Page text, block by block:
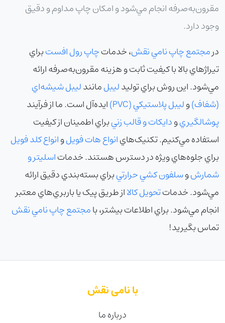
مقرون‌به‌صرفه انجام مي‌شود و امکان چاپ مداوم و دقيق
وجود دارد.
درمجتمع چاپ نامي نقش، خدماتچاپ رول افستبراي
تيراژهاي بالا با کيفيت ثابت و هزينه مقرون‌به‌صرفه ارائه
مي‌شود. اين روش براي توليدليبلمانندليبل شيشه‌اي
(شفاف)وليبل پلاستيکي (PVC)
ايده‌آل است. ما از فرآيند
پوشالگيريودايکات و قالب زنيبراي اطمينان از کيفيت
استفاده مي‌کنيم. تکنيک‌هايانواع هات فويلوانواع کلد فويل
براي جلوه‌هاي ويژه در دسترس هستند. خدماتاسليتر و
شمارشوسلفون کشي حرارتيبراي بسته‌بندي دقيق ارائه
مي‌شود. خدماتتحويل کالااز طريق پيک يا باربري‌هاي معتبر
انجام مي‌شود. براي اطلاعات بيشتر، بامجتمع چاپ نامي نقش
تماس بگيريد!
با نامی نقش
درباره ما